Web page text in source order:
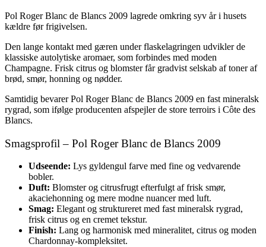
Pol Roger Blanc de Blancs 2009 lagrede omkring syv år i husets
kældre før frigivelsen.
Den lange kontakt med gæren under flaskelagringen udvikler de
klassiske autolytiske aromaer, som forbindes med moden
Champagne. Frisk citrus og blomster får gradvist selskab af toner af
brød, smør, honning og nødder.
Samtidig bevarer Pol Roger Blanc de Blancs 2009 en fast mineralsk
rygrad, som ifølge producenten afspejler de store terroirs i Côte des
Blancs.
Smagsprofil – Pol Roger Blanc de Blancs 2009
Udseende: Lys gyldengul farve med fine og vedvarende
bobler.
Duft: Blomster og citrusfrugt efterfulgt af frisk smør,
akaciehonning og mere modne nuancer med luft.
Smag: Elegant og struktureret med fast mineralsk rygrad,
frisk citrus og en cremet tekstur.
Finish: Lang og harmonisk med mineralitet, citrus og moden
Chardonnay-kompleksitet.